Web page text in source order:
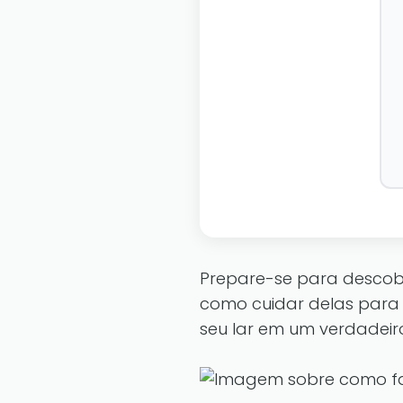
Prepare-se para
como cuidar delas
seu lar em um